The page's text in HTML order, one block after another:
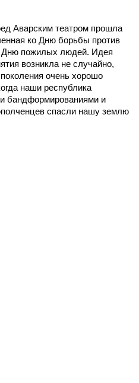
Аварским театром прошла
ко Дню борьбы против
Дню пожилых людей. Идея
возникла не случайно,
очень хорошо
наши республика
бандформированиями и
спасли нашу землю